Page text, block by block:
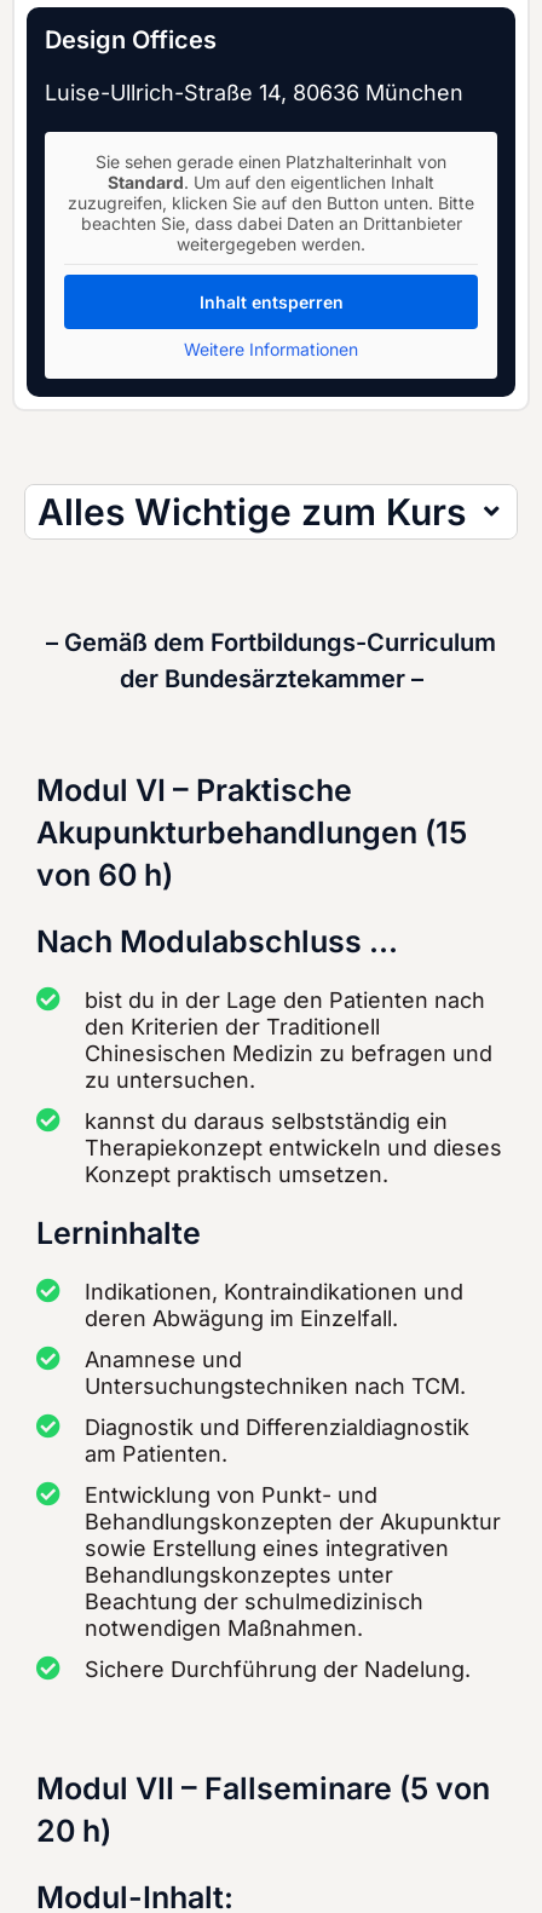
Design Offices
Luise-Ullrich-Straße 14, 80636 München
Sie sehen gerade einen Platzhalterinhalt von
Standard. Um auf den eigentlichen Inhalt
zuzugreifen, klicken Sie auf den Button unten. Bitte
beachten Sie, dass dabei Daten an Drittanbieter
weitergegeben werden.
Inhalt entsperren
Weitere Informationen
Alles Wichtige zum Kurs
– Gemäß dem Fortbildungs-Curriculum
der Bundesärztekammer –
Modul VI – Praktische
Akupunkturbehandlungen (15
von 60 h)
Nach Modulabschluss ...
bist du in der Lage den Patienten nach
den Kriterien der Traditionell
Chinesischen Medizin zu befragen und
zu untersuchen.
kannst du daraus selbstständig ein
Therapiekonzept entwickeln und dieses
Konzept praktisch umsetzen.
Lerninhalte
Indikationen, Kontraindikationen und
deren Abwägung im Einzelfall.
Anamnese und
Untersuchungstechniken nach TCM.
Diagnostik und Differenzialdiagnostik
am Patienten.
Entwicklung von Punkt- und
Behandlungskonzepten der Akupunktur
sowie Erstellung eines integrativen
Behandlungskonzeptes unter
Beachtung der schulmedizinisch
notwendigen Maßnahmen.
Sichere Durchführung der Nadelung.
Modul VII – Fallseminare (5 von
20 h)
Modul-Inhalt: